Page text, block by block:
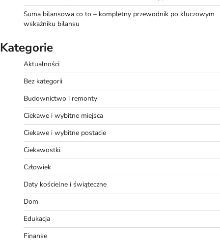
Suma bilansowa co to – kompletny przewodnik po kluczowym
wskaźniku bilansu
Kategorie
Aktualności
Bez kategorii
Budownictwo i remonty
Ciekawe i wybitne miejsca
Ciekawe i wybitne postacie
Ciekawostki
Człowiek
Daty kościelne i świąteczne
Dom
Edukacja
Finanse